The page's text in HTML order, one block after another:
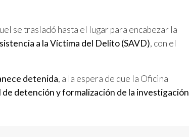
se trasladó hasta el lugar para encabezar la
a la Víctima del Delito (SAVD), con el
detenida, a la espera de que la Oficina
detención y formalización de la investigación